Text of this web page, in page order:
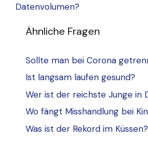
Datenvolumen?
Ähnliche Fragen
Sollte man bei Corona
Ist langsam laufen gesund?
Wer ist der reichste Junge in
Wo fängt Misshandlung bei
Was ist der Rekord im Küssen?